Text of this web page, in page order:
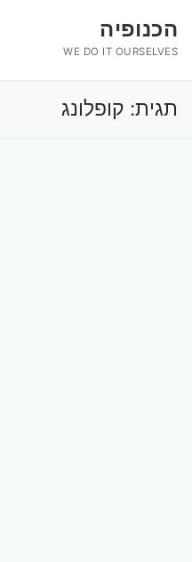
לתוכןהכנופיה
WE DO IT OURSELVES
תגית: קופלונג